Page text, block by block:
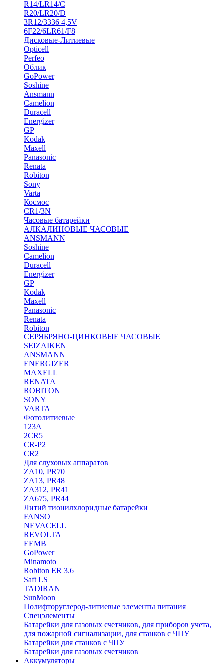
R14/LR14/C
R20/LR20/D
3R12/3336 4,5V
6F22/6LR61/F8
Дисковые-Литиевые
Opticell
Perfeo
Облик
GoPower
Soshine
Ansmann
Camelion
Duracell
Energizer
GP
Kodak
Maxell
Panasonic
Renata
Robiton
Sony
Varta
Космос
CR1/3N
Часовые батарейки
АЛКАЛИНОВЫЕ ЧАСОВЫЕ
ANSMANN
Soshine
Camelion
Duracell
Energizer
GP
Kodak
Maxell
Panasonic
Renata
Robiton
СЕРЯБРЯНО-ЦИНКОВЫЕ ЧАСОВЫЕ
SEIZAIKEN
ANSMANN
ENERGIZER
MAXELL
RENATA
ROBITON
SONY
VARTA
Фотолитиевые
123A
2CR5
CR-P2
CR2
Для слуховых аппаратов
ZA10, PR70
ZA13, PR48
ZA312, PR41
ZA675, PR44
Литий тионилхлоридные батарейки
FANSO
NEVACELL
REVOLTA
EEMB
GoPower
Minamoto
Robiton ER 3.6
Saft LS
TADIRAN
SunMoon
Полифторуглерод-литиевые элементы питания
Спецэлементы
Батарейки для газовых счетчиков, для приборов учета,
для пожарной сигнализации, для станков с ЧПУ
Батарейки для станков с ЧПУ
Батарейки для газовых счетчиков
Аккумуляторы